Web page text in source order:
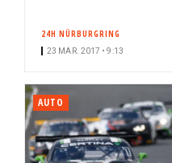
24H NÜRBURGRING
23 MAR. 2017 • 9:13
AUTO